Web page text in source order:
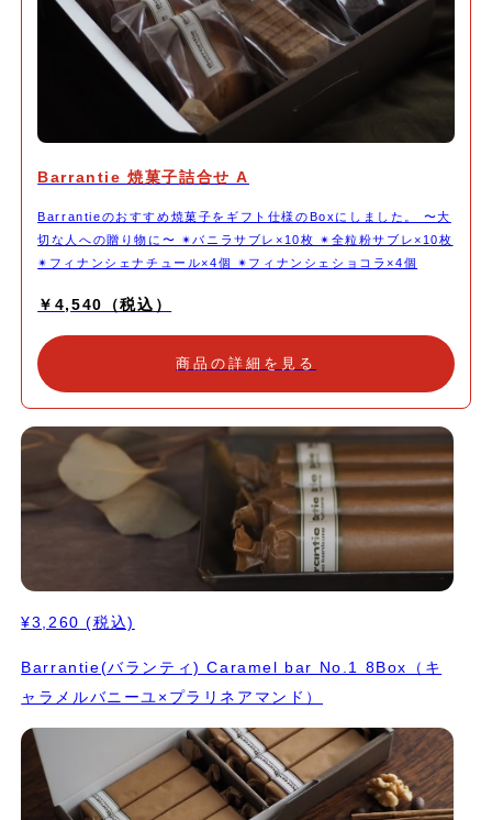
Barrantie 焼菓子詰合せ A
Barrantieのおすすめ焼菓子をギフト仕様のBoxにしました。 〜大
切な人への贈り物に〜 ✴︎バニラサブレ×10枚 ✴︎全粒粉サブレ×10枚
✴︎フィナンシェナチュール×4個 ✴︎フィナンシェショコラ×4個
￥4,540（税込）
商品の詳細を見る
¥3,260 (税込)
Barrantie(バランティ) Caramel bar No.1 8Box（キ
ャラメルバニーユ×プラリネアマンド）